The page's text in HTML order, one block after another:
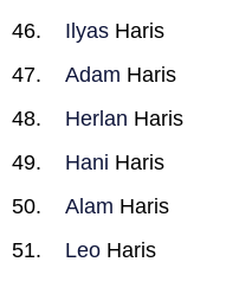
Ilyas Haris
Adam Haris
Herlan Haris
Hani Haris
Alam Haris
Leo Haris